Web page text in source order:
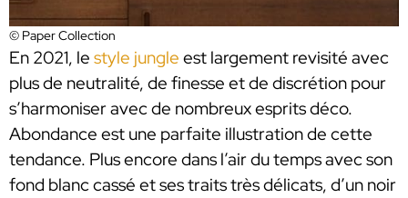
© Paper Collection
En 2021, le style jungle est largement revisité avec
plus de neutralité, de finesse et de discrétion pour
s’harmoniser avec de nombreux esprits déco.
Abondance est une parfaite illustration de cette
tendance. Plus encore dans l’air du temps avec son
fond blanc cassé et ses traits très délicats, d’un noir